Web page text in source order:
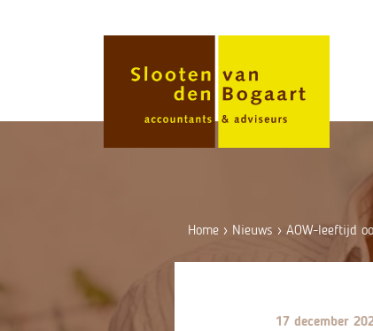
Home › Nieuws › AOW-leeftijd
17 december